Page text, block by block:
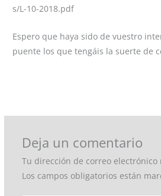
s/L-10-2018.pdf
Espero que haya sido de vuestro
puente los que tengáis la suerte de
Deja un comentario
Tu dirección de correo electrónico
Los campos obligatorios están